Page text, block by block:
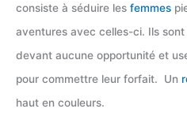
consiste à séduire les femmes
aventures avec celles-ci. Ils
devant aucune opportunité et
pour commettre leur forfait. Un
haut en couleurs.